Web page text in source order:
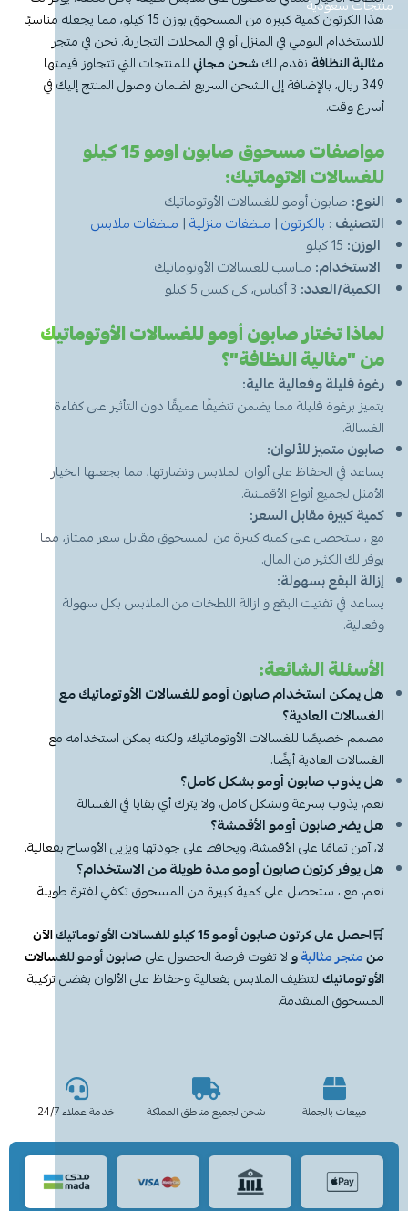
معطر جو
أخرى
قبعة الشيف
مريلة مطبخ
منشفه مايكروفايبر
قصدير ورول تغليف
سفره واكياس نفايات
ملاعق وشوك وسكاكين
الاكواب
حامل اكواب
مزاز واعود تحريك
مكنسة يد
قشاطة
ممسحه
منشفه مايكروفايبر
سلة نفايات
عربة تنظيف
عصا ممسحه
منظفات اليدين
منظفات دورة مياه
معطر ومنعم ملابس
معطر جو
مزيل بقع وملمع
مزيل دهون
منظف زجاج ومتعدد الاستخدام
مزاز واعواد تحريك
عرض الكل
قفازات
كمامات
غطاء راس
غطاء ذراع
قبعة الشيف
مريله مطبخ
ادوات عناية
عرض الكل
لوشن وكريم
شامبو
معقم
معجون اسنان
منشفه استخدام مرة واحدة
شامبو اطفال
كولونيا
بودرة اطفال
عرض الكل
شمعة تسخين الطعام
الحطب
منتجات سعودية
هذا الكرتون كمية كبيرة من المسحوق بوزن 15 كيلو، مما يجعله مناسبًا
للاستخدام اليومي في المنزل أو في المحلات التجارية. نحن في متجر
مثالية النظافةنقدم لكشحن مجانيللمنتجات التي تتجاوز قيمتها
349 ريال، بالإضافة إلى الشحن السريع لضمان وصول المنتج إليك في
أسرع وقت.
مواصفات مسحوق صابون اومو 15 كيلو
للغسالات الاتوماتيك:
النوع: صابون أومو للغسالات الأوتوماتيك
التصنيف : بالكرتون| منظفات منزلية| منظفات ملابس
الوزن:
الاستخدام: مناسب للغسالات الأوتوماتيك
الكمية/العدد:
لماذا تختار صابون أومو للغسالات الأوتوماتيك
من "مثالية النظافة"؟
رغوة قليلة وفعالية عالية:
يتميز برغوة قليلة مما يضمن تنظيفًا عميقًا دون التأثير على كفاءة
الغسالة.
صابون متميز للألوان:
يساعد في الحفاظ على ألوان الملابس ونضارتها، مما يجعلها الخيار
الأمثل لجميع أنواع الأقمشة.
كمية كبيرة مقابل السعر:
مع ، ستحصل على كمية كبيرة من المسحوق مقابل سعر ممتاز، مما
يوفر لك الكثير من المال.
إزالة البقع بسهولة:
يساعد في تفتيت البقع و ازالة اللطخات من الملابس بكل سهولة
وفعالية.
الأسئلة الشائعة:
هل يمكن استخدام صابون أومو للغسالات الأوتوماتيك مع
الغسالات العادية؟
مصمم خصيصًا للغسالات الأوتوماتيك، ولكنه يمكن استخدامه مع
الغسالات العادية أيضًا.
هل يذوب صابون أومو بشكل كامل؟
نعم، يذوب بسرعة وبشكل كامل، ولا يترك أي بقايا في الغسالة.
هل يضر صابون أومو الأقمشة؟
لا، آمن تمامًا على الأقمشة، ويحافظ على جودتها ويزيل الأوساخ بفعالية.
هل يوفر كرتون صابون أومو مدة طويلة من الاستخدام؟
نعم، مع ، ستحصل على كمية كبيرة من المسحوق تكفي لفترة طويلة.
🛒احصل على كرتون صابون أومو 15 كيلو للغسالات الأوتوماتيك الآن
منمتجر مثاليةولا تفوت فرصة الحصول علىصابون أومو للغسالات
الأوتوماتيكلتنظيف الملابس بفعالية وحفاظ على الألوان بفضل تركيبة
المسحوق المتقدمة.
مبيعات بالجملة شحن لجميع مناطق المملكة خدمة عملاء 24/7